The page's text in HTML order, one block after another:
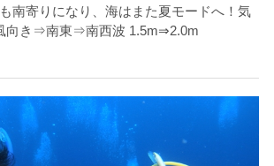
南寄りになり、海はまた夏モードへ！気
向き⇒南東⇒南西波 1.5m⇒2.0m